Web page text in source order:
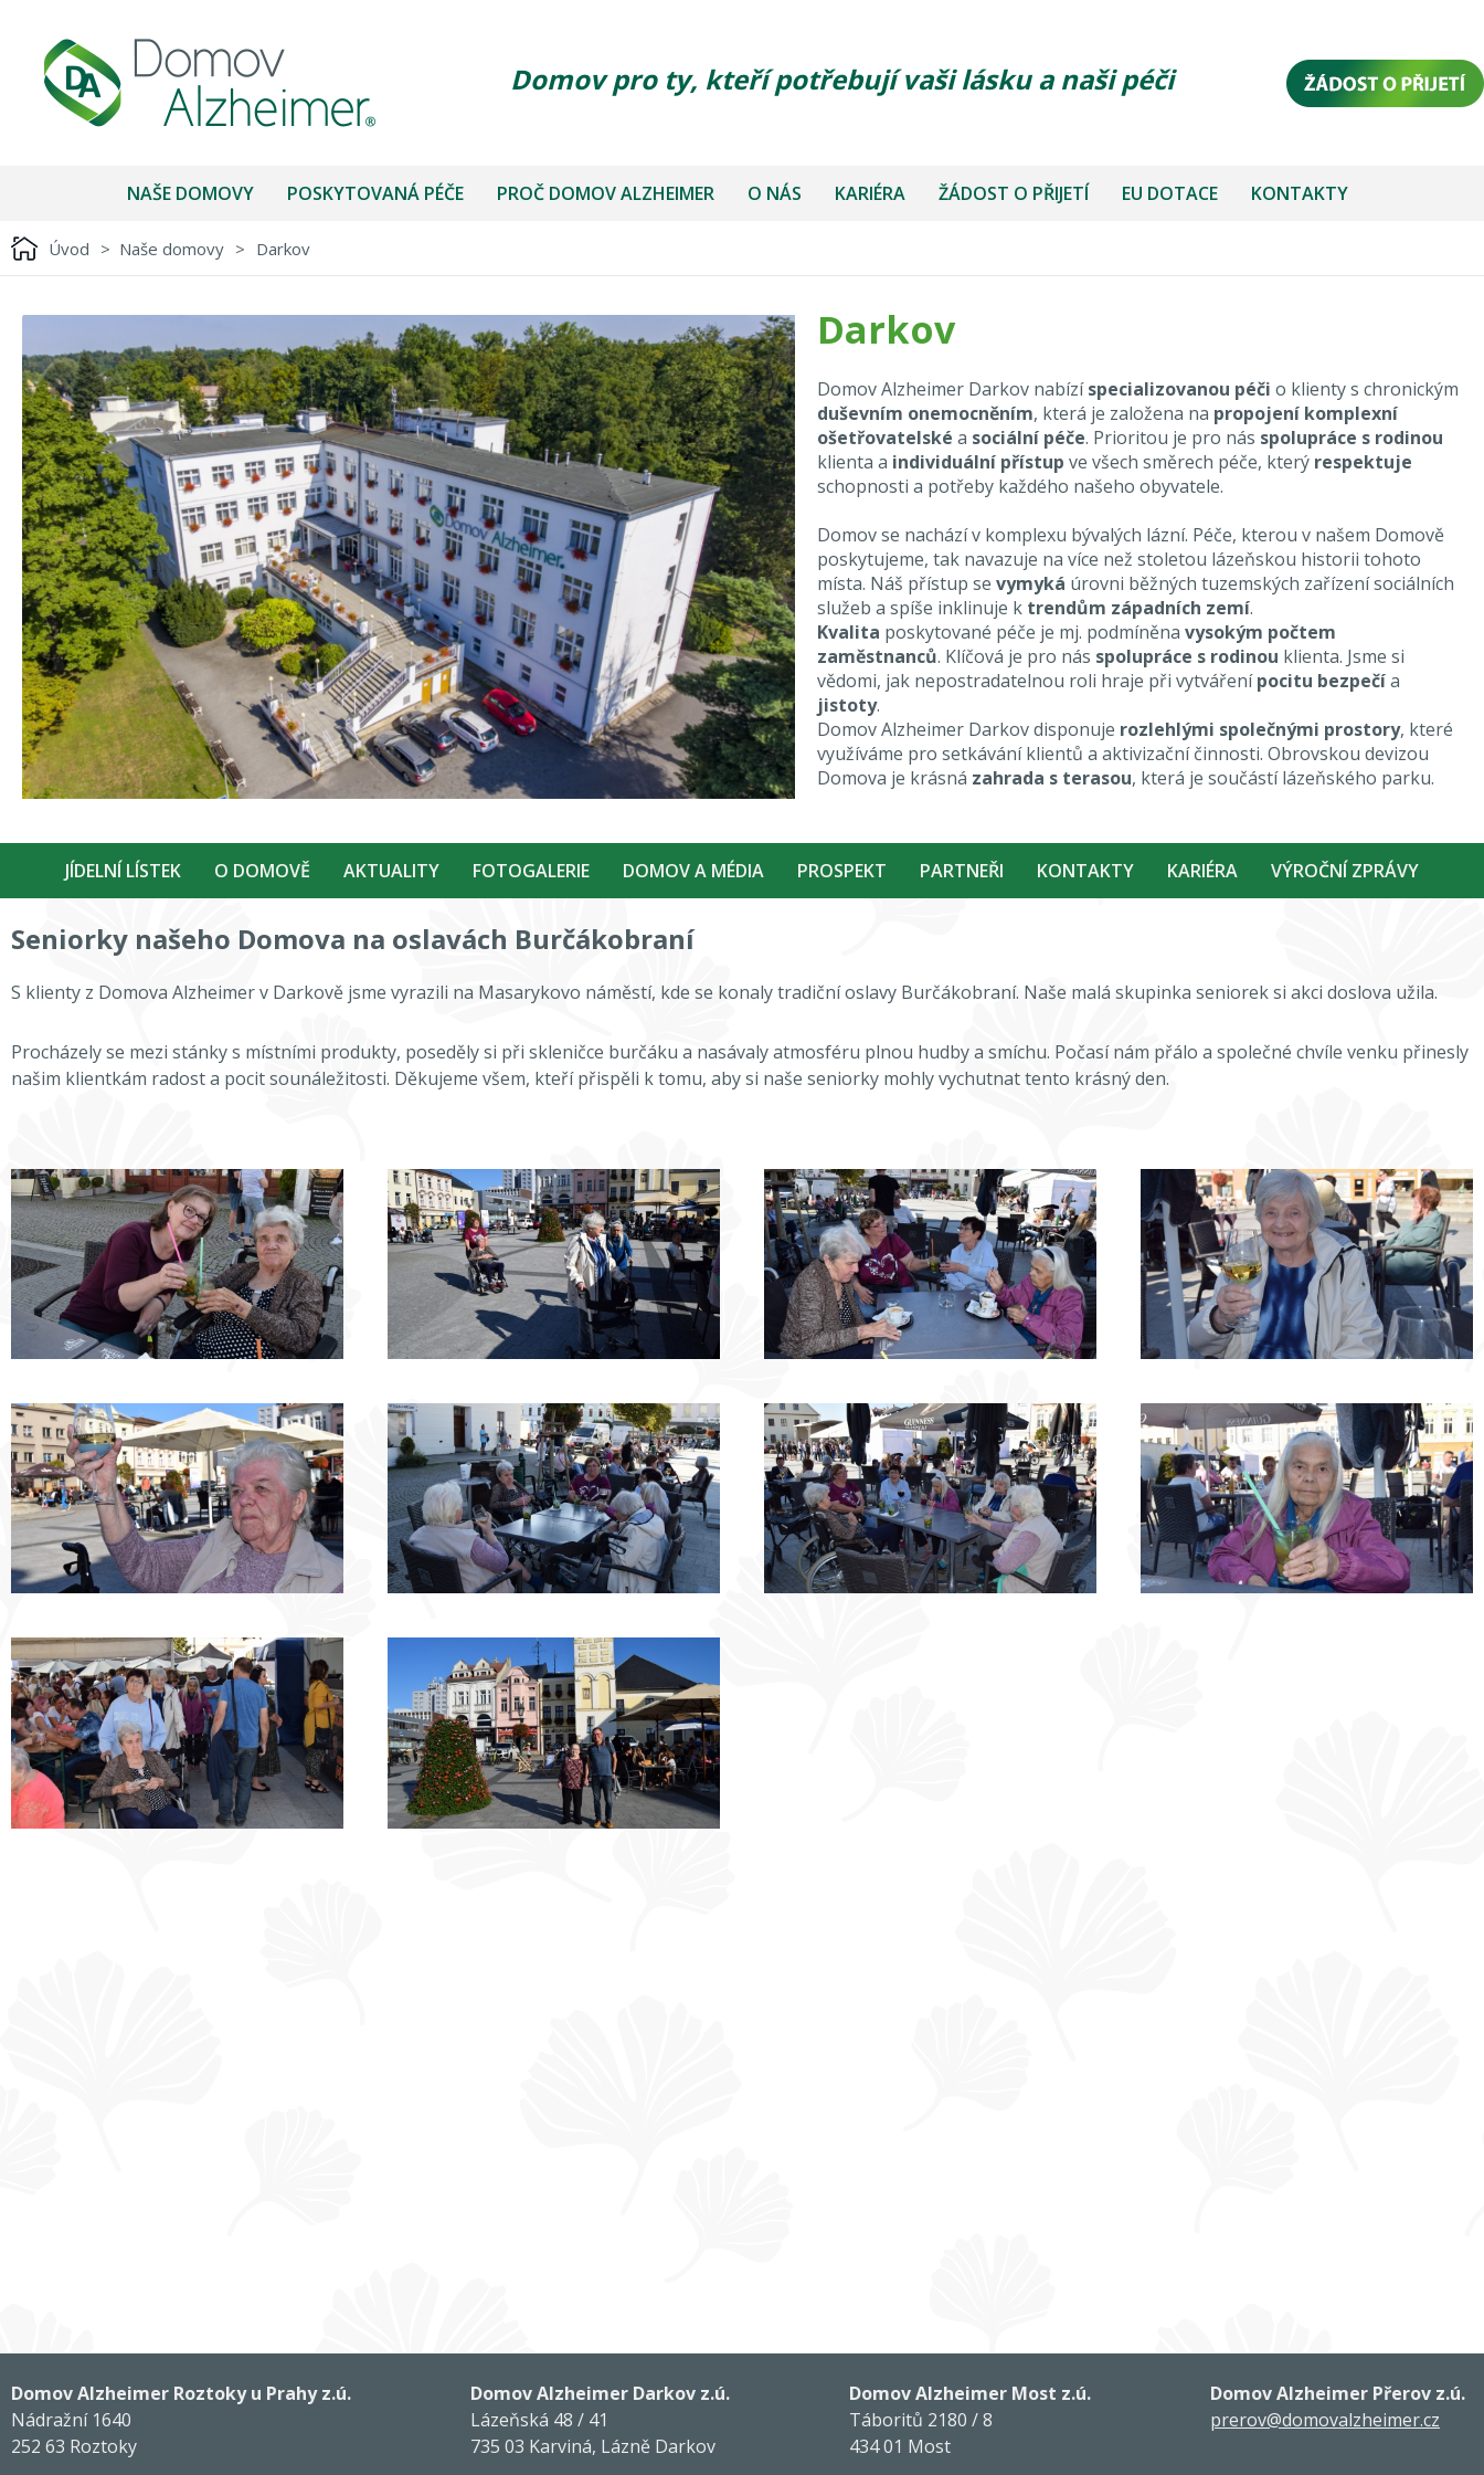
Domov pro ty, kteří potřebují vaši lásku a naši péči
NAŠE DOMOVY POSKYTOVANÁ PÉČE PROČ DOMOV ALZHEIMER O NÁS KARIÉRA ŽÁDOST O PŘIJETÍ EU DOTACE KONTAKTY
Úvod > Naše domovy > Darkov
Darkov
Domov Alzheimer Darkov nabízíspecializovanou péči o klienty s chronickým
duševním onemocněním, která je založena na propojení komplexní
ošetřovatelské a sociální péče. Prioritou je pro nás spolupráce s rodinou
klienta a individuální přístup ve všech směrech péče, který respektuje
schopnosti a potřeby každého našeho obyvatele.
Domov se nachází v komplexu bývalých lázní. Péče, kterou v našem Domově
poskytujeme, tak navazuje na více než stoletou lázeňskou historii tohoto
místa. Náš přístup se vymyká úrovni běžných tuzemských zařízení sociálních
služeb a spíše inklinuje k trendům západních zemí.
Kvalita poskytované péče je mj. podmíněnavysokým počtem
zaměstnanců. Klíčová je pro nás spolupráce s rodinou klienta. Jsme si
vědomi, jak nepostradatelnou roli hraje při vytvářenípocitu bezpečía
jistoty.
Domov Alzheimer Darkov disponuje rozlehlými společnými prostory, které
využíváme pro setkávání klientů a aktivizační činnosti. Obrovskou devizou
Domova je krásná zahrada s terasou, která je součástí lázeňského parku.
JÍDELNÍ LÍSTEK O DOMOVĚ AKTUALITY FOTOGALERIE DOMOV A MÉDIA PROSPEKT PARTNEŘI KONTAKTY KARIÉRA VÝROČNÍ ZPRÁVY
Seniorky našeho Domova na oslavách Burčákobraní
S klienty z Domova Alzheimer v Darkově jsme vyrazili na Masarykovo náměstí, kde se konaly tradiční oslavy Burčákobraní. Naše malá skupinka seniorek si akci doslova užila.
Procházely se mezi stánky s místními produkty, poseděly si při skleničce burčáku a nasávaly atmosféru plnou hudby a smíchu. Počasí nám přálo a společné chvíle venku přinesly
našim klientkám radost a pocit sounáležitosti. Děkujeme všem, kteří přispěli k tomu, aby si naše seniorky mohly vychutnat tento krásný den.
Domov Alzheimer Roztoky u Prahy z.ú.
Nádražní 1640
252 63 Roztoky
Domov Alzheimer Darkov z.ú.
Lázeňská 48 / 41
735 03 Karviná, Lázně Darkov
Domov Alzheimer Most z.ú.
Táboritů 2180 / 8
434 01 Most
Domov Alzheimer Přerov z.ú.
prerov@domovalzheimer.cz